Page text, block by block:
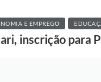
E EMPREGO
inscrição para